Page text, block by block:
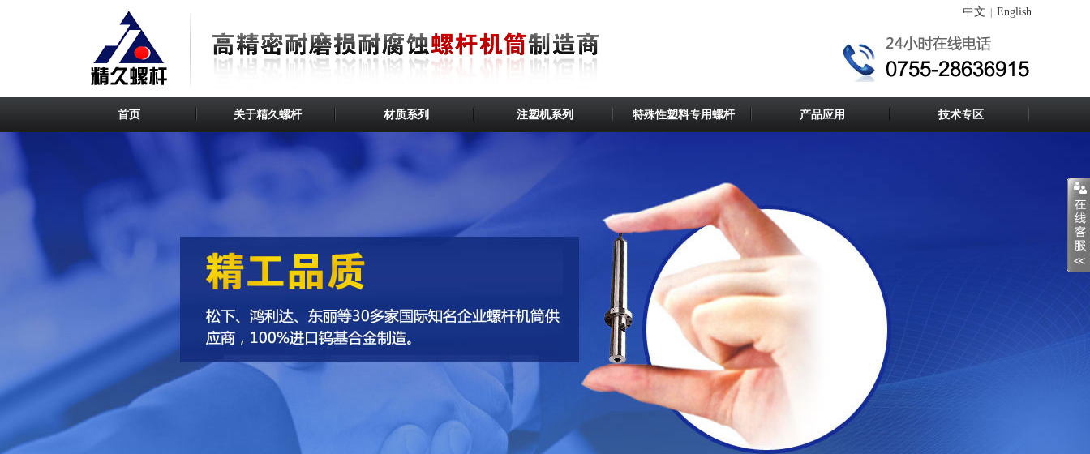
中文 English
首页 关于精久螺杆 材质系列 注塑机系列 特殊性塑料专用螺杆 产品应用 技术专区
问：盘点制备纳米材料的方法？
答：纳米材料是20世纪80年代中期发展的具
有全新结构的材料，是指由极细晶粒组成、
特征维度尺寸为1nm—l00nm的单晶体或多晶
体。由于极细 的晶粒，以及大量处于晶界和
晶粒内缺陷中心的原子具有的量子尺寸效